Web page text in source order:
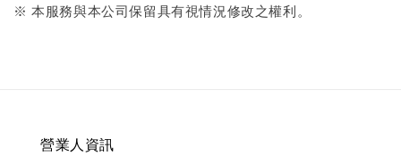
※ 本服務與本公司保留具有視情況修改之權利。
營業人資訊